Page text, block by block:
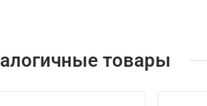
товары